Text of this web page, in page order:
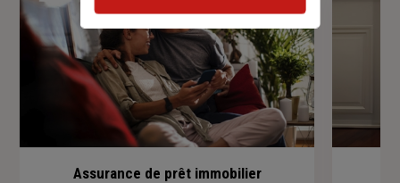
Assurance de prêt immobilier